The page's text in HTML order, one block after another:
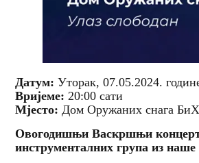
Датум: Уторак, 07.05.2024.
Вријеме: 20:00 сати
Мјесто: Дом Оружаних снага
Овогодишњи Васкршњи
инструменталних група из наше